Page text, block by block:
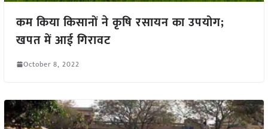
कम किया किसानों ने कृषि रसायन का उपयोग;
खपत में आई गिरावट
October 8, 2022